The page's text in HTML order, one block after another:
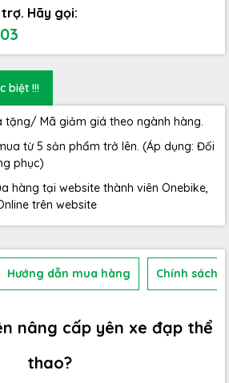
Hãy gọi:
biệt !!!
tặng/ Mã giảm giá theo ngành hàng.
từ 5 sản phẩm trở lên. (Áp dụng: Đối
phục)
hàng tại website thành viên Onebike,
trên website
Hướng dẫn mua hàng Chính sách
nâng cấp yên xe đạp thể
thao?